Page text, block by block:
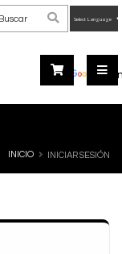
by
INICIO INICIAR SESIÓN